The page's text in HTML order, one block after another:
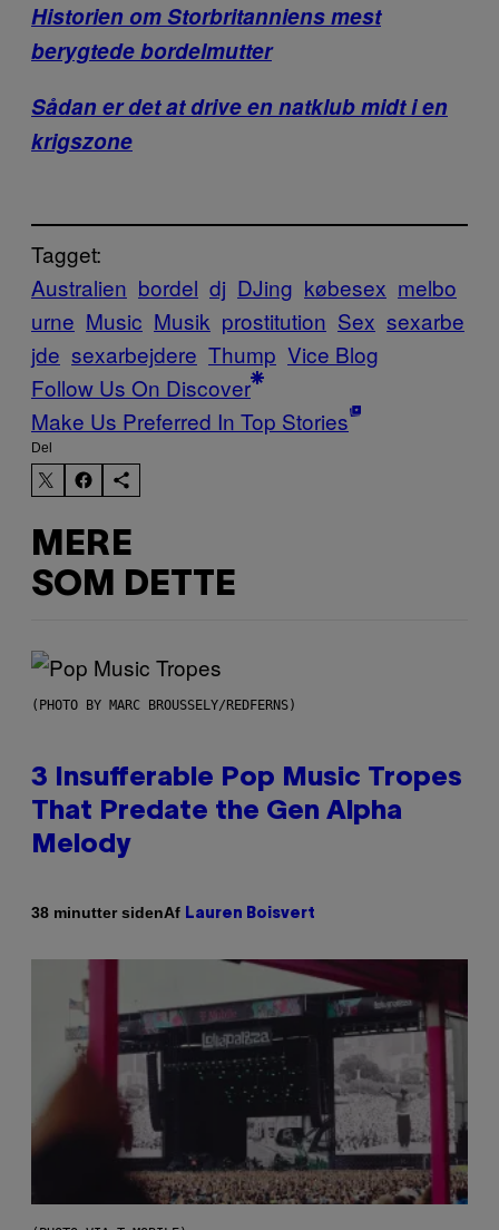
Historien om Storbritanniens mest
berygtede bordelmutter
Sådan er det at drive en natklub midt i en
krigszone
Tagget:
Australien bordel dj DJing købesex melbo
urne Music Musik prostitution Sex sexarbe
jde sexarbejdere Thump Vice Blog
Follow Us On Discover
Make Us Preferred In Top Stories
Del
MERE
SOM DETTE
(PHOTO BY MARC BROUSSELY/REDFERNS)
3 Insufferable Pop Music Tropes
That Predate the Gen Alpha
Melody
38 minutter sidenAf Lauren Boisvert